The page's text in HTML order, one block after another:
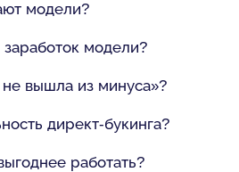
модели?
заработок модели?
вышла из минуса»?
директ-букинга?
работать?